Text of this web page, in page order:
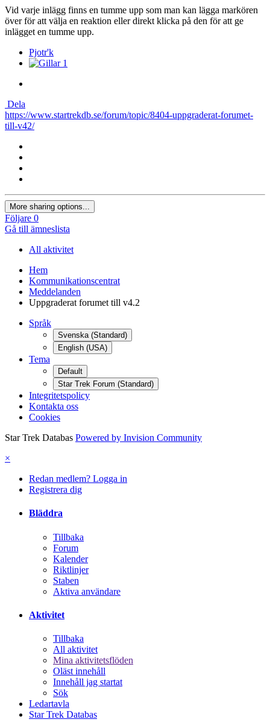
Vid varje inlägg finns en tumme upp som man kan lägga markören
över för att välja en reaktion eller direkt klicka på den för att ge
inlägget en tumme upp.
Pjotr'k
1
Dela
https://www.startrekdb.se/forum/topic/8404-uppgraderat-forumet-
till-v42/
More sharing options...
Följare 0
Gå till ämneslista
All aktivitet
Hem
Kommunikationscentrat
Meddelanden
Uppgraderat forumet till v4.2
Språk
Svenska (Standard)
English (USA)
Tema
Default
Star Trek Forum (Standard)
Integritetspolicy
Kontakta oss
Cookies
Star Trek Databas Powered by Invision Community
×
Redan medlem? Logga in
Registrera dig
Bläddra
Tillbaka
Forum
Kalender
Riktlinjer
Staben
Aktiva användare
Aktivitet
Tillbaka
All aktivitet
Mina aktivitetsflöden
Oläst innehåll
Innehåll jag startat
Sök
Ledartavla
Star Trek Databas